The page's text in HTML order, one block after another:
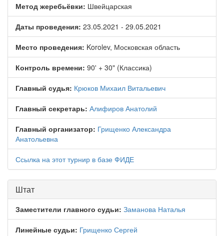
Метод жеребьёвки: Швейцарская
Даты проведения: 23.05.2021 - 29.05.2021
Место проведения: Korolev, Московская область
Контроль времени: 90' + 30" (Классика)
Главный судья: Крюков Михаил Витальевич
Главный секретарь: Алифиров Анатолий
Главный организатор: Грищенко Александра
Анатольевна
Ссылка на этот турнир в базе ФИДЕ
Штат
Заместители главного судьи: Заманова Наталья
Линейные судьи: Грищенко Сергей